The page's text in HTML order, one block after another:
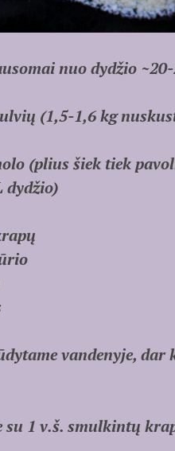
nuo dydžio
(1,5-1,6 kg
(plius šiek tiek
vandenyje,
su 1 v.š. smulkintų